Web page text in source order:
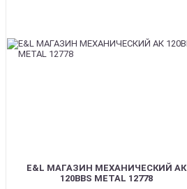
E&L МАГАЗИН МЕХАНИЧЕСКИЙ АК
120BBS METAL 12778